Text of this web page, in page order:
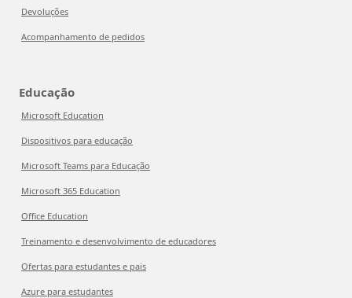
Devoluções
Acompanhamento de pedidos
Educação
Microsoft Education
Dispositivos para educação
Microsoft Teams para Educação
Microsoft 365 Education
Office Education
Treinamento e desenvolvimento de educadores
Ofertas para estudantes e pais
Azure para estudantes